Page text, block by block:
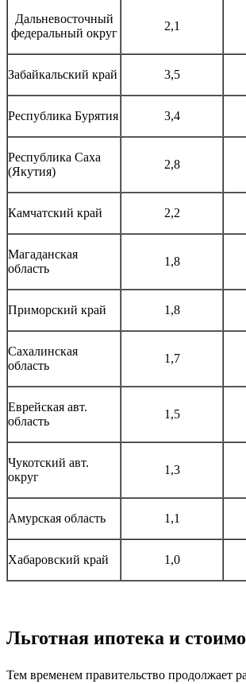
Дальневосточный
федеральный округ
2,1
Забайкальский край 3,5
Республика Бурятия 3,4
Республика Саха
(Якутия)
2,8
Камчатский край 2,2
Магаданская
область
1,8
Приморский край 1,8
Сахалинская
область
1,7
Еврейская авт.
область
1,5
Чукотский авт.
округ
1,3
Амурская область 1,1
Хабаровский край 1,0
Льготная ипотека и
Тем временем правительство продолжает